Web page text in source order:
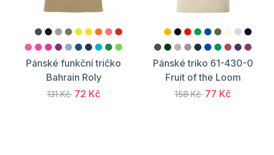
Pánské funkční tričko
Bahrain Roly
131 Kč 72 Kč
Pánské triko 61-430-0
Fruit of the Loom
158 Kč 77 Kč